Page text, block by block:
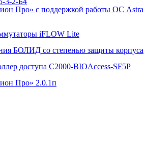
Про» с поддержкой работы ОС Astra
iFLOW Lite
БОЛИД со степенью защиты корпуса
доступа С2000-BIOAccess-SF5P
Про» 2.0.1п